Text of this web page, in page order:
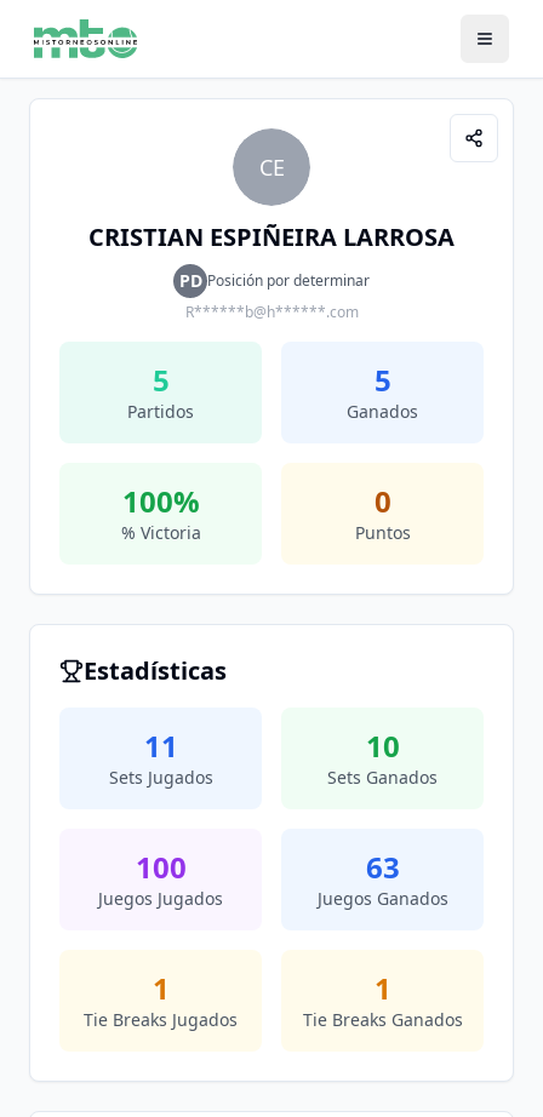
CE
CRISTIAN ESPIÑEIRA LARROSA
PD Posición por determinar
R******b@h******.com
5
Partidos
5
Ganados
100%
% Victoria
0
Puntos
Estadísticas
11
Sets Jugados
10
Sets Ganados
100
Juegos Jugados
63
Juegos Ganados
1
Tie Breaks Jugados
1
Tie Breaks Ganados